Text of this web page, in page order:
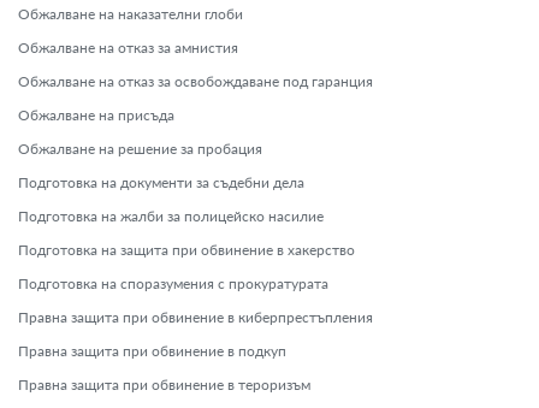
Обжалване на наказателни глоби
Обжалване на отказ за амнистия
Обжалване на отказ за освобождаване под гаранция
Обжалване на присъда
Обжалване на решение за пробация
Подготовка на документи за съдебни дела
Подготовка на жалби за полицейско насилие
Подготовка на защита при обвинение в хакерство
Подготовка на споразумения с прокуратурата
Правна защита при обвинение в киберпрестъпления
Правна защита при обвинение в подкуп
Правна защита при обвинение в тероризъм